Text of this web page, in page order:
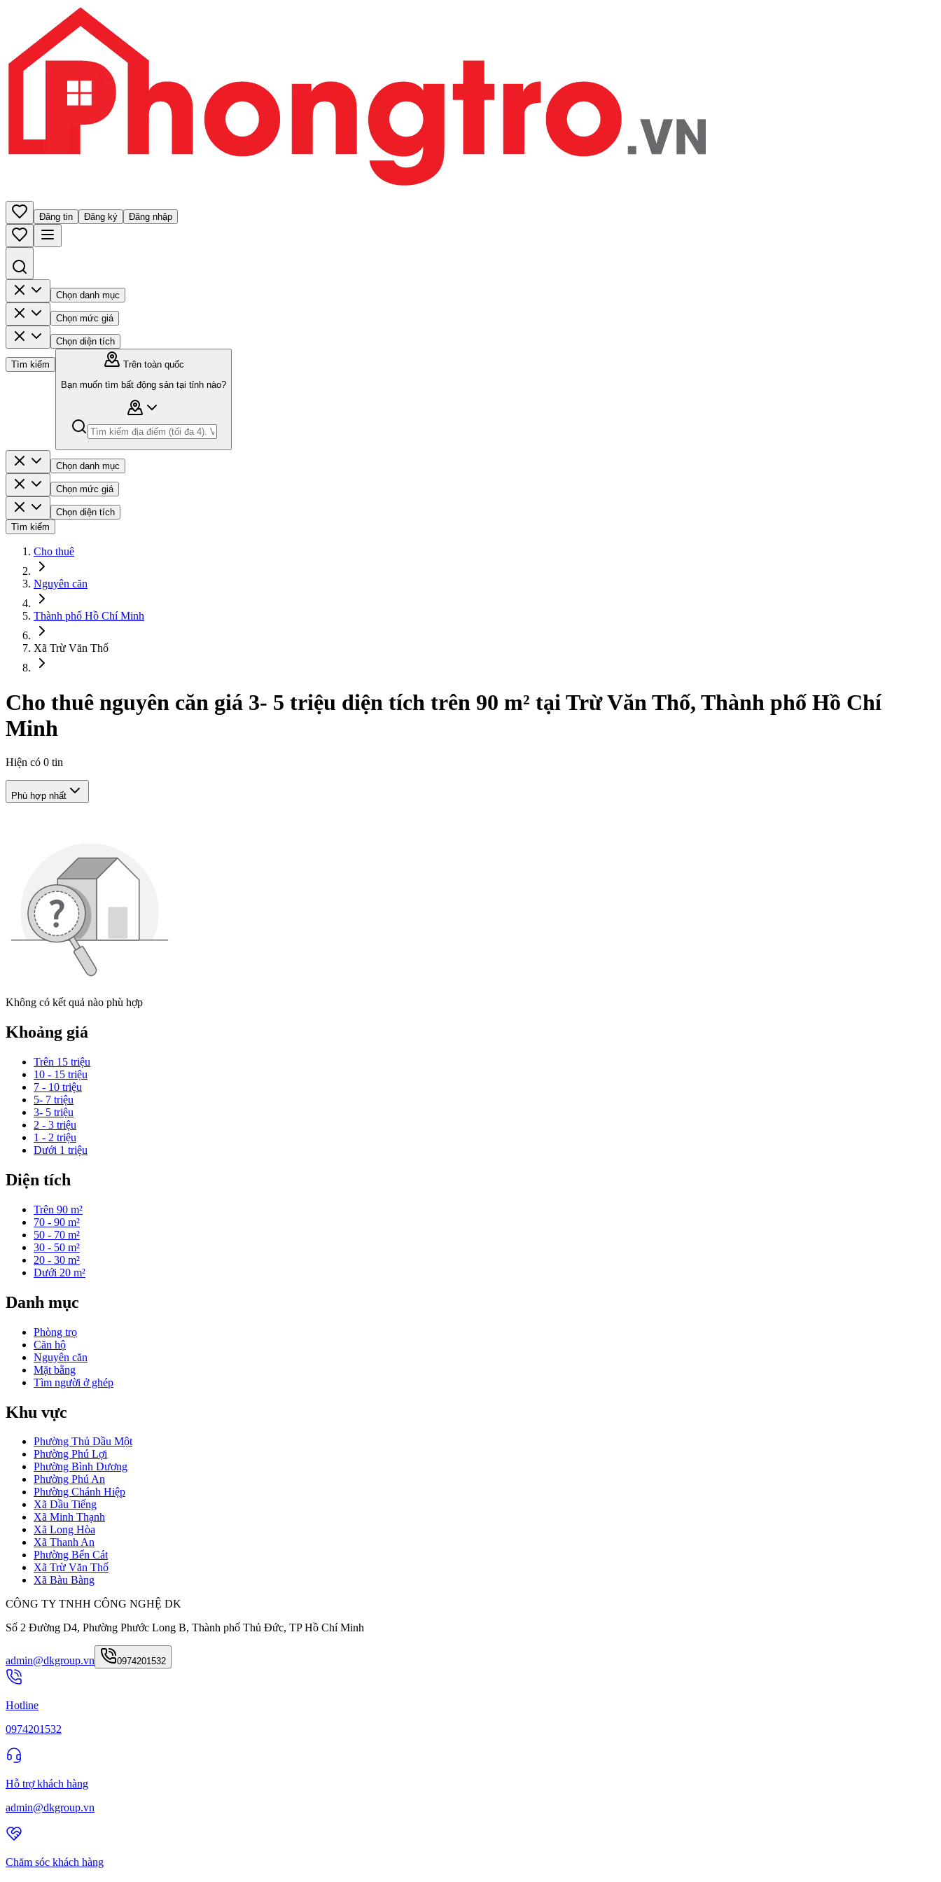
Đăng tin Đăng ký Đăng nhập
Chọn danh mục
Chọn mức giá
Chọn diện tích
Tìm kiếm
Trên toàn quốc
Bạn muốn tìm bất động sản tại tỉnh nào?
Chọn danh mục
Chọn mức giá
Chọn diện tích
Tìm kiếm
Cho thuê
Nguyên căn
Thành phố Hồ Chí Minh
Xã Trừ Văn Thố
Cho thuê nguyên căn giá 3- 5 triệu diện tích trên 90 m² tại Trừ Văn Thố, Thành phố Hồ Chí
Minh
Hiện có 0 tin
Phù hợp nhất
Không có kết quả nào phù hợp
Khoảng giá
Trên 15 triệu
10 - 15 triệu
7 - 10 triệu
5- 7 triệu
3- 5 triệu
2 - 3 triệu
1 - 2 triệu
Dưới 1 triệu
Diện tích
Trên 90 m²
70 - 90 m²
50 - 70 m²
30 - 50 m²
20 - 30 m²
Dưới 20 m²
Danh mục
Phòng trọ
Căn hộ
Nguyên căn
Mặt bằng
Tìm người ở ghép
Khu vực
Phường Thủ Dầu Một
Phường Phú Lợi
Phường Bình Dương
Phường Phú An
Phường Chánh Hiệp
Xã Dầu Tiếng
Xã Minh Thạnh
Xã Long Hòa
Xã Thanh An
Phường Bến Cát
Xã Trừ Văn Thố
Xã Bàu Bàng
CÔNG TY TNHH CÔNG NGHỆ DK
Số 2 Đường D4, Phường Phước Long B, Thành phố Thủ Đức, TP Hồ Chí Minh
admin@dkgroup.vn 0974201532
Hotline
0974201532
Hỗ trợ khách hàng
admin@dkgroup.vn
Chăm sóc khách hàng